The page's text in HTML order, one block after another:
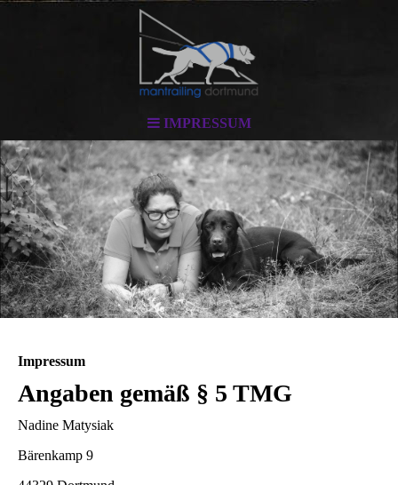
IMPRESSUM
Impressum
Angaben gemäß § 5 TMG
Nadine Matysiak
Bärenkamp 9